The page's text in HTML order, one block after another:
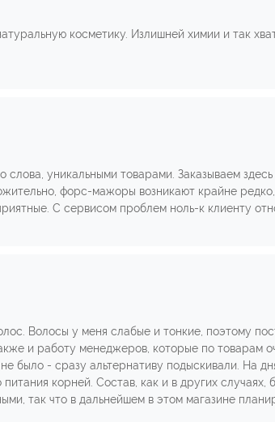
косметику. Излишней химии и так
слова, уникальными товарами. Заказываем
форс-мажоры возникают крайне
С сервисом проблем ноль-к клиенту
Волосы у меня слабые и тонкие, поэтому
и работу менеджеров, которые по товарам
было - сразу альтернативу подыскивали. На
корней. Состав, как и в других
так что в дальнейшем в этом магазине